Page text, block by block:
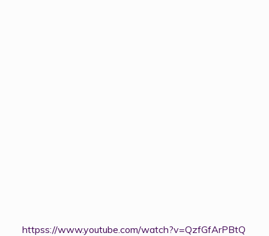
httpss://www.youtube.com/watch?v=QzfGfArPBtQ